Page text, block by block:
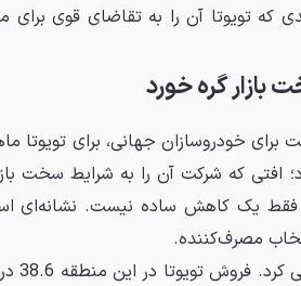
بازار گره خورد
برای خودروسازان جهانی، برای
سقوط کرد؛ افتی که شرکت آن را به شرایط
فقط یک کاهش ساده نیست. نشانه‌ای
مصرف‌کننده.